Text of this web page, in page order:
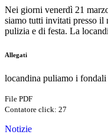
Nei giorni venerdì 21
siamo tutti invitati presso il
pulizia e di festa. La
Allegati
locandina puliamo i
File PDF
Contatore click: 27
Notizie